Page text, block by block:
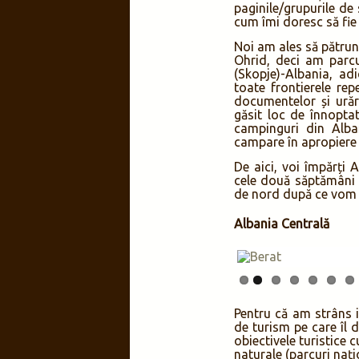
paginile/grupurile
cum îmi doresc să
Noi am ales să
Ohrid, deci am
(Skopje)-Albania,
toate frontierele
documentelor și
găsit loc de
campinguri din
campare în apropiere
De aici, voi împărți
cele două
de nord după ce
Albania Centrală
Pentru că am
de turism pe care îl
obiectivele turistice
naturale (parcuri